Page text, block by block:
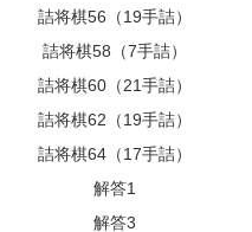
詰将棋56（19手詰）
詰将棋58（7手詰）
詰将棋60（21手詰）
詰将棋62（19手詰）
詰将棋64（17手詰）
解答1
解答3